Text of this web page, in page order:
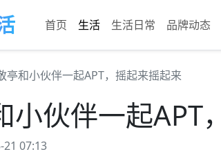
首页 生活 生活日常 品牌动态
亭和小伙伴一起APT，摇起来摇起来
小伙伴一起APT
21 07:13